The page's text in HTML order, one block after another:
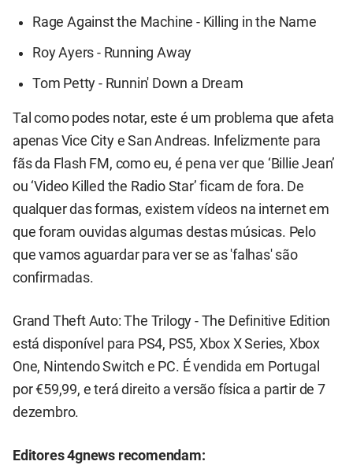
Rage Against the Machine - Killing in the Name
Roy Ayers - Running Away
Tom Petty - Runnin' Down a Dream
Tal como podes notar, este é um problema que afeta
apenas Vice City e San Andreas. Infelizmente para
fãs da Flash FM, como eu, é pena ver que ‘Billie Jean’
ou ‘Video Killed the Radio Star’ ficam de fora. De
qualquer das formas, existem vídeos na internet em
que foram ouvidas algumas destas músicas. Pelo
que vamos aguardar para ver se as 'falhas' são
confirmadas.
Grand Theft Auto: The Trilogy - The Definitive Edition
está disponível para PS4, PS5, Xbox X Series, Xbox
One, Nintendo Switch e PC. É vendida em Portugal
por €59,99, e terá direito a versão física a partir de 7
dezembro.
Editores 4gnews recomendam: